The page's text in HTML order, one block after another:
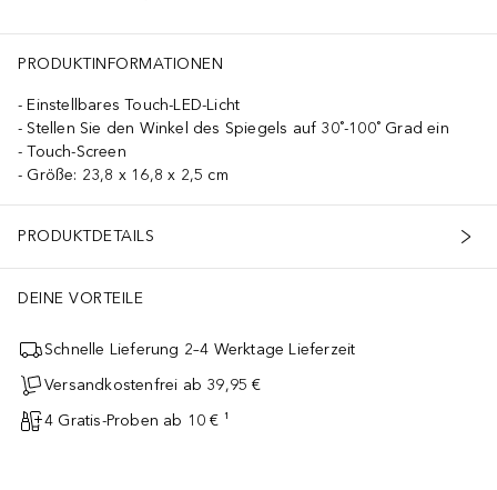
PRODUKTINFORMATIONEN
Einstellbares Touch-LED-Licht
Stellen Sie den Winkel des Spiegels auf 30˚-100˚ Grad ein
Touch-Screen
Größe: 23,8 x 16,8 x 2,5 cm
PRODUKTDETAILS
DEINE VORTEILE
Schnelle Lieferung 2–4 Werktage Lieferzeit
Versandkostenfrei ab 39,95 €
4 Gratis-Proben ab 10 € ¹